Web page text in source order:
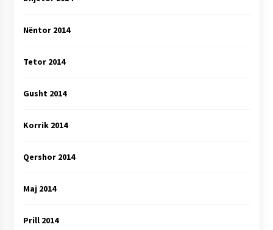
Nëntor 2014
Tetor 2014
Gusht 2014
Korrik 2014
Qershor 2014
Maj 2014
Prill 2014